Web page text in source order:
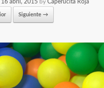
16 abril, 2015 by Caperucita Roja
Siguiente →